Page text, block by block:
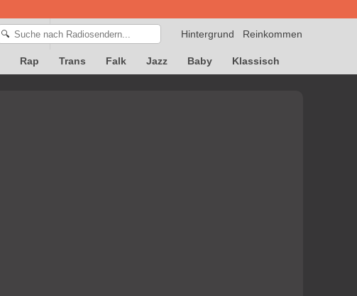
Reinkommen
Hintergrund
🔍
Rap Trans Falk Jazz Baby Klassisch